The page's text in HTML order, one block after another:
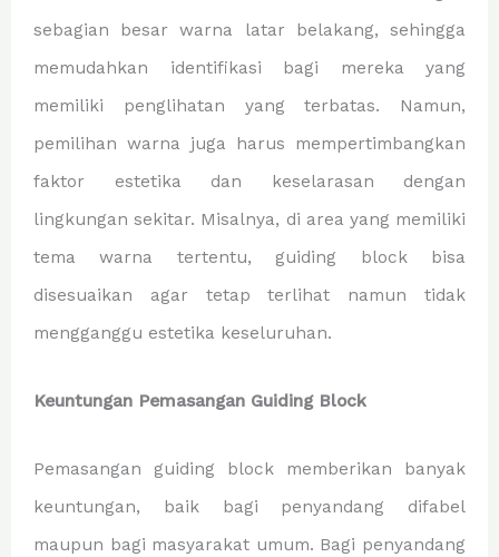
sebagian besar warna latar belakang, sehingga
memudahkan identifikasi bagi mereka yang
memiliki penglihatan yang terbatas. Namun,
pemilihan warna juga harus mempertimbangkan
faktor estetika dan keselarasan dengan
lingkungan sekitar. Misalnya, di area yang memiliki
tema warna tertentu, guiding block bisa
disesuaikan agar tetap terlihat namun tidak
mengganggu estetika keseluruhan.
Keuntungan Pemasangan Guiding Block
Pemasangan guiding block memberikan banyak
keuntungan, baik bagi penyandang difabel
maupun bagi masyarakat umum. Bagi penyandang